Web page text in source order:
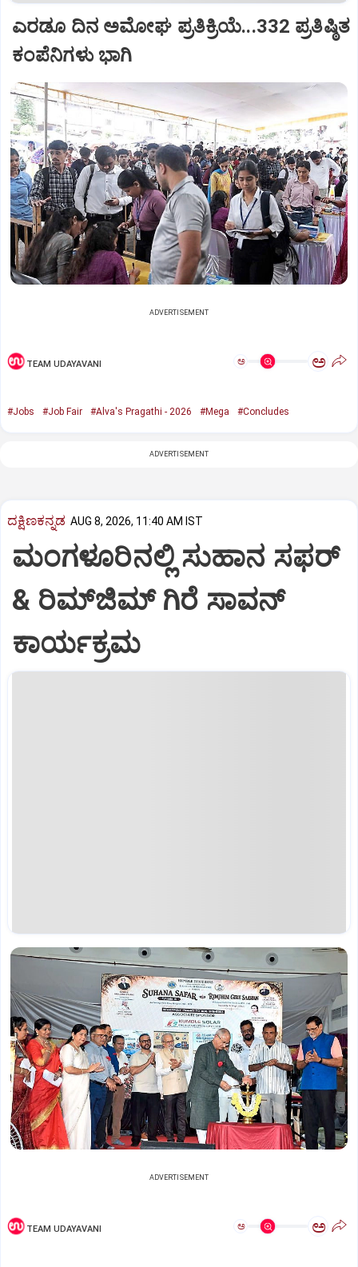
ಎರಡೂ ದಿನ ಅಮೋಘ ಪ್ರತಿಕ್ರಿಯೆ...332 ಪ್ರತಿಷ್ಠಿತ
ಕಂಪೆನಿಗಳು ಭಾಗಿ
ADVERTISEMENT
TEAM UDAYAVANI ಅ ಅ
#Jobs #Job Fair #Alva's Pragathi - 2026 #Mega #Concludes
ADVERTISEMENT
ದಕ್ಷಿಣಕನ್ನಡ AUG 8, 2026, 11:40 AM IST
ಮಂಗಳೂರಿನಲ್ಲಿ ಸುಹಾನ ಸಫರ್
& ರಿಮ್‌ಜಿಮ್ ಗಿರೆ ಸಾವನ್
ಕಾರ್ಯಕ್ರಮ
ADVERTISEMENT
TEAM UDAYAVANI ಅ ಅ